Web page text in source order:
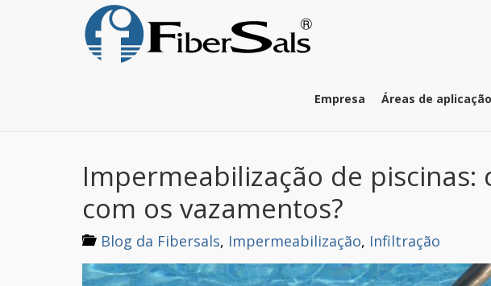
Empresa Áreas de aplicação
Impermeabilização de piscinas:
com os vazamentos?
Blog da Fibersals, Impermeabilização, Infiltração